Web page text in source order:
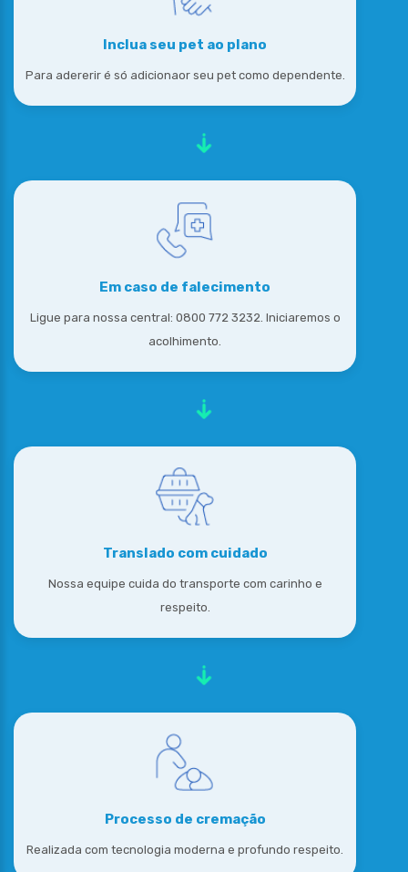
Inclua seu pet ao plano
Para adererir é só adicionaor seu pet como dependente.
Em caso de falecimento
Ligue para nossa central: 0800 772 3232. Iniciaremos o
acolhimento.
Translado com cuidado
Nossa equipe cuida do transporte com carinho e
respeito.
Processo de cremação
Realizada com tecnologia moderna e profundo respeito.